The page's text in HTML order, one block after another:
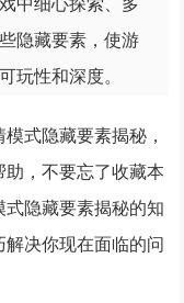
隐藏要素，使游
玩性和深度。
式隐藏要素揭秘，
，不要忘了收藏本
隐藏要素揭秘的知
决你现在面临的问